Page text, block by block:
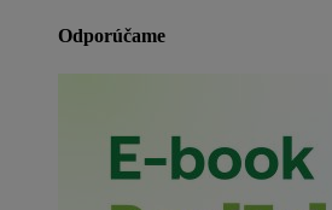
Odporúčame